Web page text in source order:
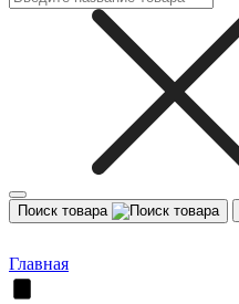
Поиск товара
Главная